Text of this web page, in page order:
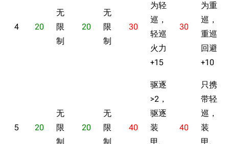
4 20
无
限
制
20
无
限
制
30
为轻
巡，
轻巡
火力
+15
30
为重
巡，
重巡
回避
+10
5 20
无
限
制
20
无
限
制
40
驱逐
>2，
驱逐
装
甲、
40
只携
带轻
巡，
装
甲、